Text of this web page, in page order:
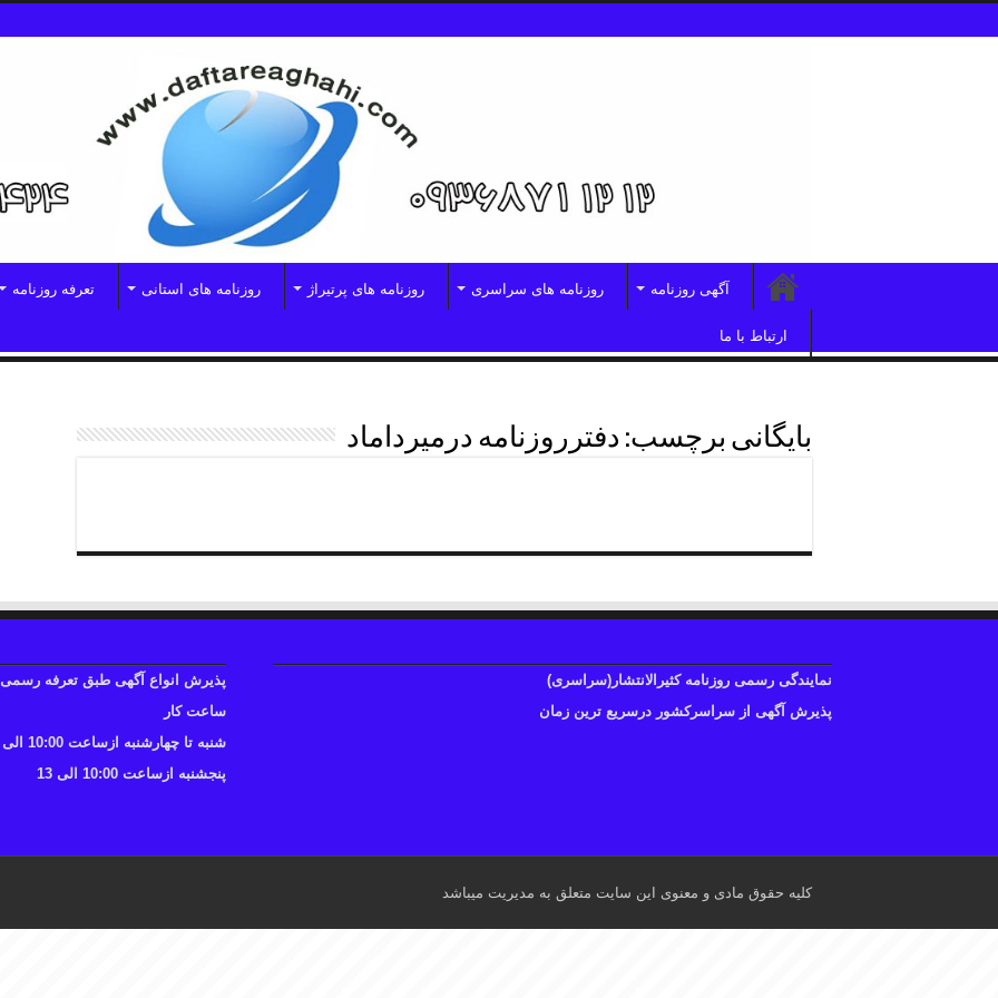
آگهی روزنامه روزنامه های سراسری روزنامه های پرتیراژ روزنامه های استانی تعرفه روزنامه
ارتباط با ما
بایگانی برچسب: دفترروزنامه درمیرداماد
نمایندگی رسمی روزنامه کثیرالانتشار(سراسری)
پذیرش آگهی از سراسرکشور درسریع ترین زمان
پذیرش انواع آگهی طبق تعرفه رسمی
ساعت کار
شنبه تا چهارشنبه ازساعت 10:00 الی 17
پنجشنبه ازساعت 10:00 الی 13
کلیه حقوق مادی و معنوی این سایت متعلق به مدیریت میباشد